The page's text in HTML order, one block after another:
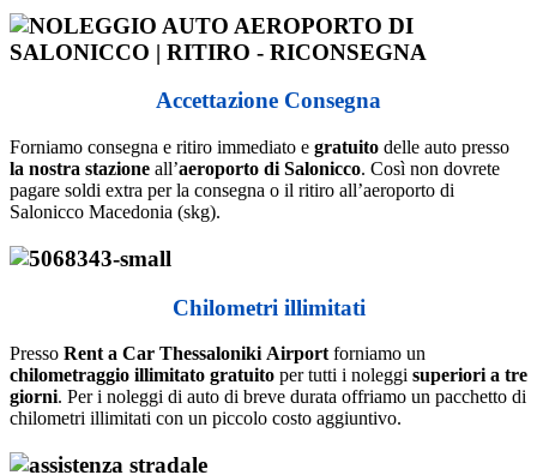
Accettazione Consegna
Forniamo consegna e ritiro immediato e gratuito delle auto presso
la nostra stazione all’aeroporto di Salonicco. Così non dovrete
pagare soldi extra per la consegna o il ritiro all’aeroporto di
Salonicco Macedonia (skg).
Chilometri illimitati
Presso Rent a Car Thessaloniki Airport forniamo un
chilometraggio illimitato gratuito per tutti i noleggi superiori a tre
giorni. Per i noleggi di auto di breve durata offriamo un pacchetto di
chilometri illimitati con un piccolo costo aggiuntivo.